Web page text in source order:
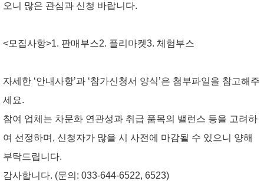
오니 많은 관심과 신청 바랍니다.
<모집사항>1. 판매부스2. 플리마켓3. 체험부스
자세한 ‘안내사항’과 ‘참가신청서 양식’은 첨부파일을 참고해주
세요.
참여 업체는 차문화 연관성과 취급 품목의 밸런스 등을 고려하
여 선정하며, 신청자가 많을 시 사전에 마감될 수 있으니 양해
부탁드립니다.
감사합니다. (문의: 033-644-6522, 6523)